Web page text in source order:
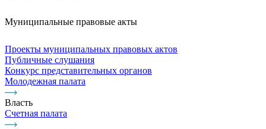
Муниципальные правовые акты
Проекты муниципальных правовых актов
Публичные слушания
Конкурс представительных органов
Молодежная палата
Власть
Счетная палата